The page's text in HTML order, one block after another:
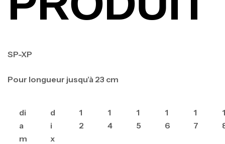
SP-XP
Pour longueur jusqu’à 23 cm
di
a
m
d
i
x
1
2
1
4
1
5
1
6
1
7
1